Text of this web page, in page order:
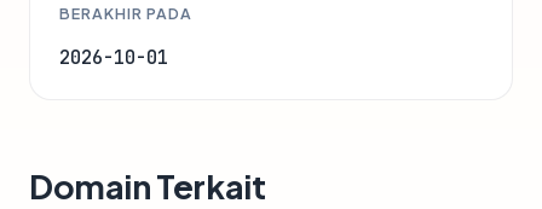
BERAKHIR PADA
2026-10-01
Domain Terkait